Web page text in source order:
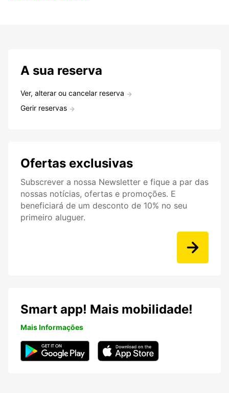
A sua reserva
Ver, alterar ou cancelar reserva
Gerir reservas
Ofertas exclusivas
Subscrever a nossa Newsletter e fique a par das
nossas notícias, ofertas e promoções. E
beneficiará de um desconto de 10% no seu
primeiro aluguer.
Smart app! Mais mobilidade!
Mais Informações